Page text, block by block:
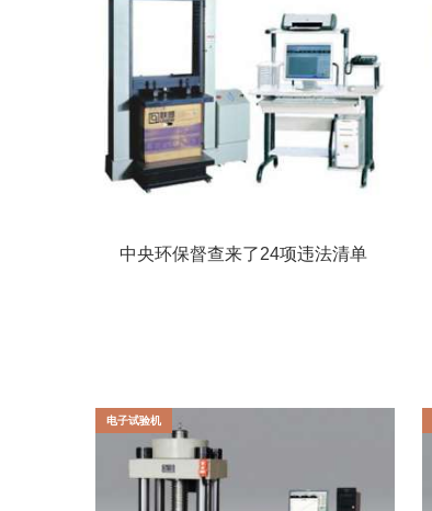
中央环保督查来了24项违法清单
电子试验机